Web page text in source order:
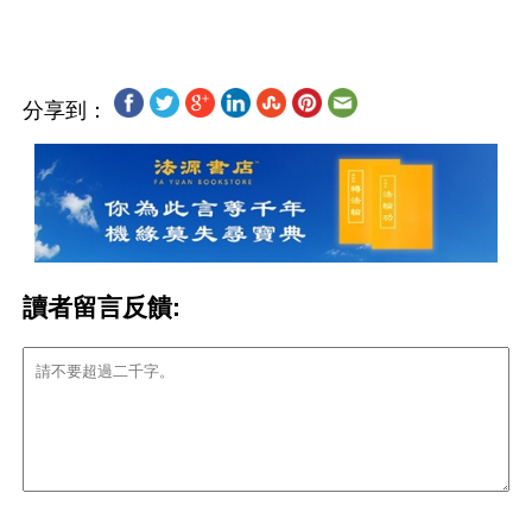
分享到：
讀者留言反饋: